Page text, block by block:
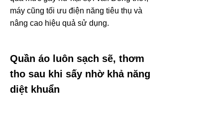
máy cũng tối ưu điện năng tiêu thụ và
nâng cao hiệu quả sử dụng.
Quần áo luôn sạch sẽ, thơm
tho sau khi sấy nhờ khả năng
diệt khuẩn